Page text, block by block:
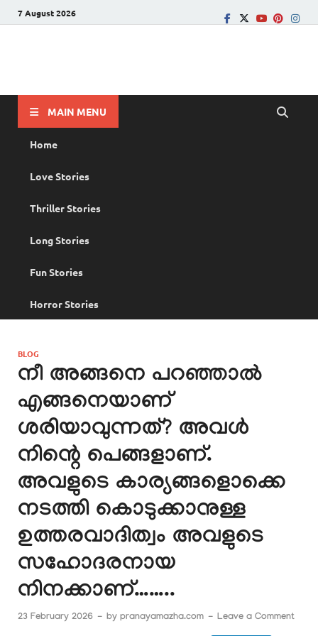
7 August 2026
MAIN MENU
Home
Love Stories
Thriller Stories
Long Stories
Fun Stories
Horror Stories
BLOG
നീ അങ്ങനെ പറഞ്ഞാൽ
എങ്ങനെയാണ്
ശരിയാവുന്നത്? അവൾ
നിന്റെ പെങ്ങളാണ്.
അവളുടെ കാര്യങ്ങളൊക്കെ
നടത്തി കൊടുക്കാനുള്ള
ഉത്തരവാദിത്വം അവളുടെ
സഹോദരനായ
നിനക്കാണ്……..
23 February 2026 - by pranayamazha.com - Leave a Comment